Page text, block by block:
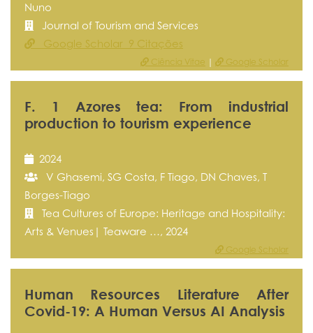
Nuno
Journal of Tourism and Services
Google Scholar 9 Citações
Ciência Vitae | Google Scholar
F. 1 Azores tea: From industrial
production to tourism experience
2024
V Ghasemi, SG Costa, F Tiago, DN Chaves, T
Borges-Tiago
Tea Cultures of Europe: Heritage and Hospitality:
Arts & Venues| Teaware …, 2024
Google Scholar
Human Resources Literature After
Covid-19: A Human Versus AI Analysis